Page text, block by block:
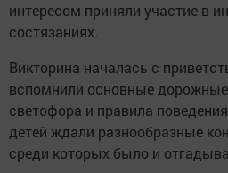
интересом приняли участие в
состязаниях.
Викторина началась с
вспомнили основные дорожные
светофора и правила
детей ждали разнообразные
среди которых было и